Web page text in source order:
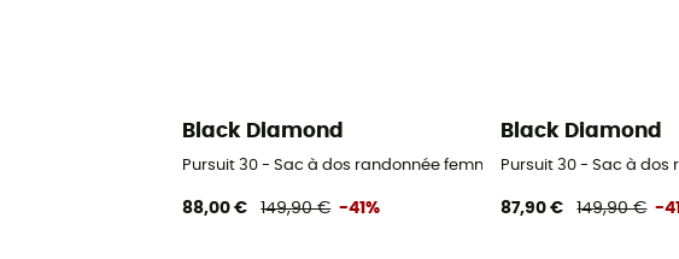
Black Diamond
Pursuit 30 - Sac à dos randonnée femme
88,00 € 149,90 € -41%
Black Diamond
Pursuit 30 - Sac à dos
87,90 € 149,90 € -